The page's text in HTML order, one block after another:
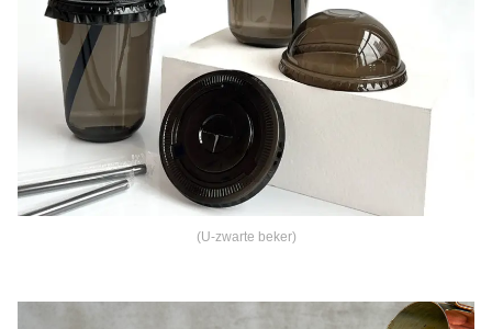
(U-zwarte beker)